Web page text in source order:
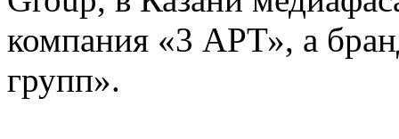
компания «3 АРТ», а
групп».